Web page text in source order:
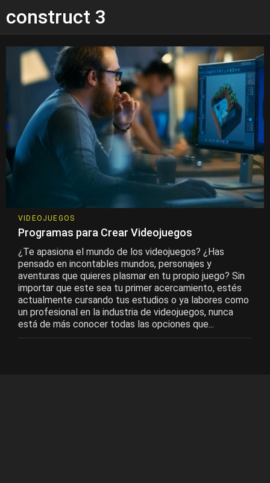
construct 3
VIDEOJUEGOS
Programas para Crear Videojuegos
¿Te apasiona el mundo de los videojuegos? ¿Has
pensado en incontables mundos, personajes y
aventuras que quieres plasmar en tu propio juego? Sin
importar que este sea tu primer acercamiento, estés
actualmente cursando tus estudios o ya labores como
un profesional en la industria de videojuegos, nunca
está de más conocer todas las opciones que...